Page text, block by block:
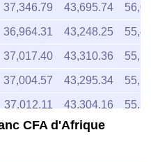
37,346.79 43,695.74
36,964.31 43,248.25
37,017.40 43,310.36
37,004.57 43,295.34
37,012.11 43,304.16
37,482.12 43,854.09
CFA d'Afrique